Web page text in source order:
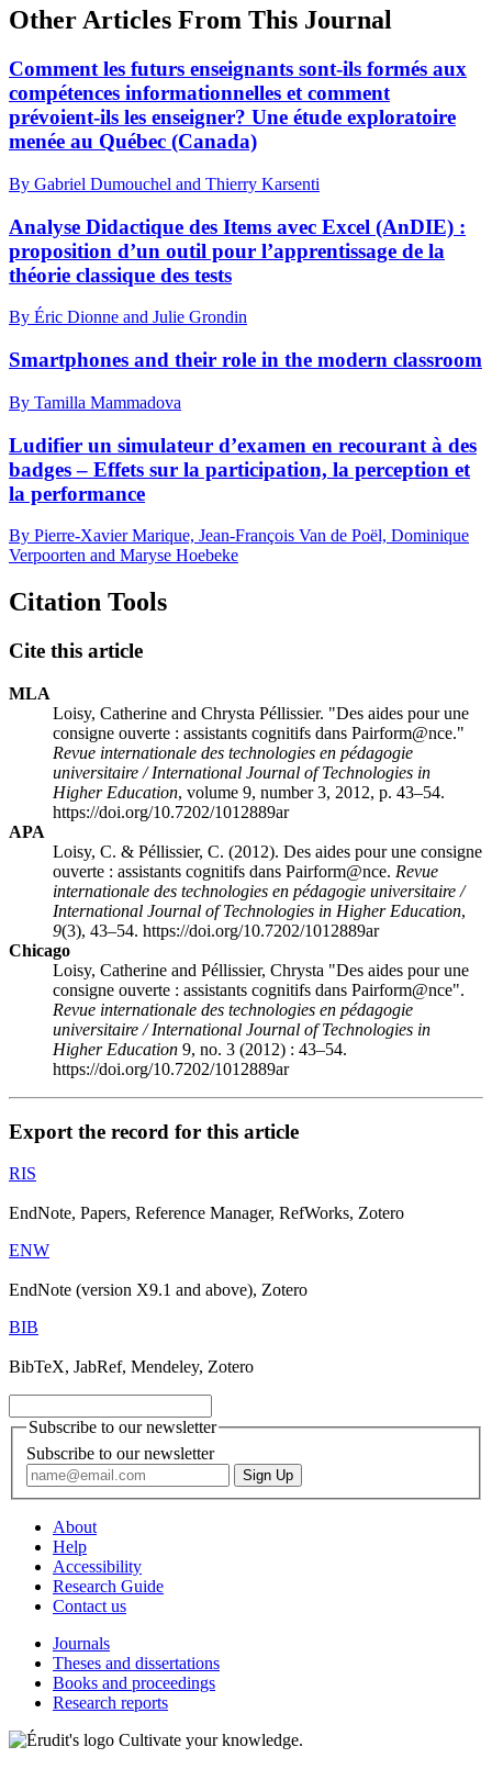
Other Articles From This Journal
Comment les futurs enseignants sont-ils formés aux
compétences informationnelles et comment
prévoient-ils les enseigner? Une étude exploratoire
menée au Québec (Canada)
By Gabriel Dumouchel and Thierry Karsenti
Analyse Didactique des Items avec Excel (AnDIE) :
proposition d’un outil pour l’apprentissage de la
théorie classique des tests
By Éric Dionne and Julie Grondin
Smartphones and their role in the modern classroom
By Tamilla Mammadova
Ludifier un simulateur d’examen en recourant à des
badges – Effets sur la participation, la perception et
la performance
By Pierre-Xavier Marique, Jean-François Van de Poël, Dominique
Verpoorten and Maryse Hoebeke
Citation Tools
Cite this article
MLA
Loisy, Catherine and Chrysta Péllissier. "Des aides pour une
consigne ouverte : assistants cognitifs dans Pairform@nce."
Revue internationale des technologies en pédagogie
universitaire / International Journal of Technologies in
Higher Education, volume 9, number 3, 2012, p. 43–54.
https://doi.org/10.7202/1012889ar
APA
Loisy, C. & Péllissier, C. (2012). Des aides pour une consigne
ouverte : assistants cognitifs dans Pairform@nce. Revue
internationale des technologies en pédagogie universitaire /
International Journal of Technologies in Higher Education,
9(3), 43–54. https://doi.org/10.7202/1012889ar
Chicago
Loisy, Catherine and Péllissier, Chrysta "Des aides pour une
consigne ouverte : assistants cognitifs dans Pairform@nce".
Revue internationale des technologies en pédagogie
universitaire / International Journal of Technologies in
Higher Education 9, no. 3 (2012) : 43–54.
https://doi.org/10.7202/1012889ar
Export the record for this article
RIS
EndNote, Papers, Reference Manager, RefWorks, Zotero
ENW
EndNote (version X9.1 and above), Zotero
BIB
BibTeX, JabRef, Mendeley, Zotero
Subscribe to our newsletter
Subscribe to our newsletter
About
Help
Accessibility
Research Guide
Contact us
Journals
Theses and dissertations
Books and proceedings
Research reports
Cultivate your knowledge.